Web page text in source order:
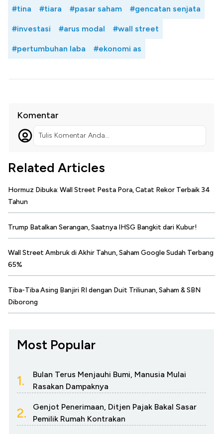
#tina #tiara #pasar saham #gencatan senjata
#investasi #arus modal #wall street
#pertumbuhan laba #ekonomi as
Komentar
Tulis Komentar Anda...
Related Articles
Hormuz Dibuka: Wall Street Pesta Pora, Catat Rekor Terbaik 34
Tahun
Trump Batalkan Serangan, Saatnya IHSG Bangkit dari Kubur!
Wall Street Ambruk di Akhir Tahun, Saham Google Sudah Terbang
65%
Tiba-Tiba Asing Banjiri RI dengan Duit Triliunan, Saham & SBN
Diborong
Most Popular
1.
Bulan Terus Menjauhi Bumi, Manusia Mulai
Rasakan Dampaknya
2.
Genjot Penerimaan, Ditjen Pajak Bakal Sasar
Pemilik Rumah Kontrakan